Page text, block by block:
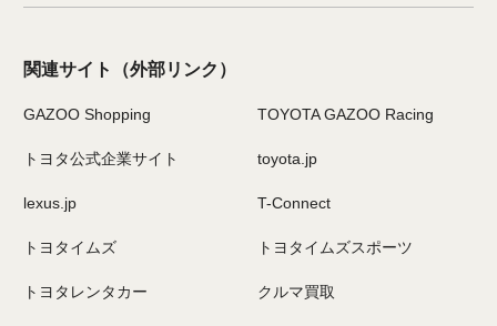
関連サイト （外部リンク）
GAZOO Shopping TOYOTA GAZOO Racing
トヨタ公式企業サイト toyota.jp
lexus.jp T-Connect
トヨタイムズ トヨタイムズスポーツ
トヨタレンタカー クルマ買取